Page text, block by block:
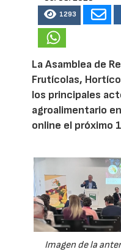
1293
La Asamblea de
Frutícolas,
los principales
agroalimentario
online el próximo
Imagen de la